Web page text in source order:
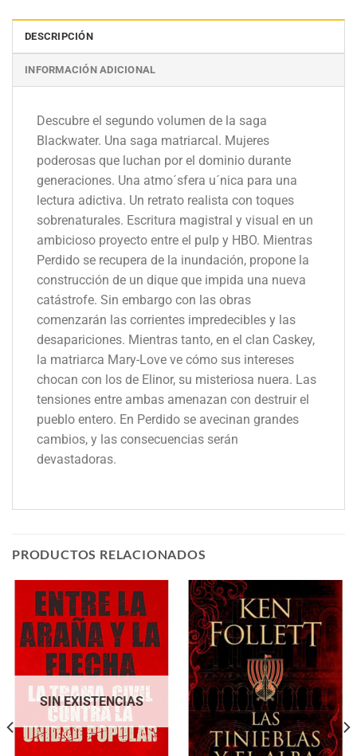
DESCRIPCIÓN
INFORMACIÓN ADICIONAL
Descubre el segundo volumen de la saga
Blackwater. Una saga matriarcal. Mujeres
poderosas que luchan por el dominio durante
generaciones. Una atmo´sfera u´nica para una
lectura adictiva. Un retrato realista con toques
sobrenaturales. Escritura magistral y visual en un
ambicioso proyecto entre el pulp y HBO. Mientras
Perdido se recupera de la inundación, propone la
construcción de un dique que impida una nueva
catástrofe. Sin embargo con las obras
comenzarán las corrientes impredecibles y las
desapariciones. Mientras tanto, en el clan Caskey,
la matriarca Mary-Love ve cómo sus intereses
chocan con los de Elinor, su misteriosa nuera. Las
tensiones entre ambas amenazan con destruir el
pueblo entero. En Perdido se avecinan grandes
cambios, y las consecuencias serán
devastadoras.
PRODUCTOS RELACIONADOS
SIN EXISTENCIAS